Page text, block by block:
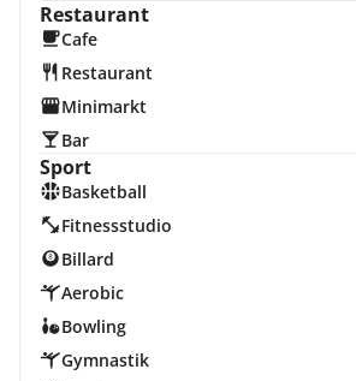
Restaurant
Cafe
Restaurant
Minimarkt
Bar
Sport
Basketball
Fitnessstudio
Billard
Aerobic
Bowling
Gymnastik